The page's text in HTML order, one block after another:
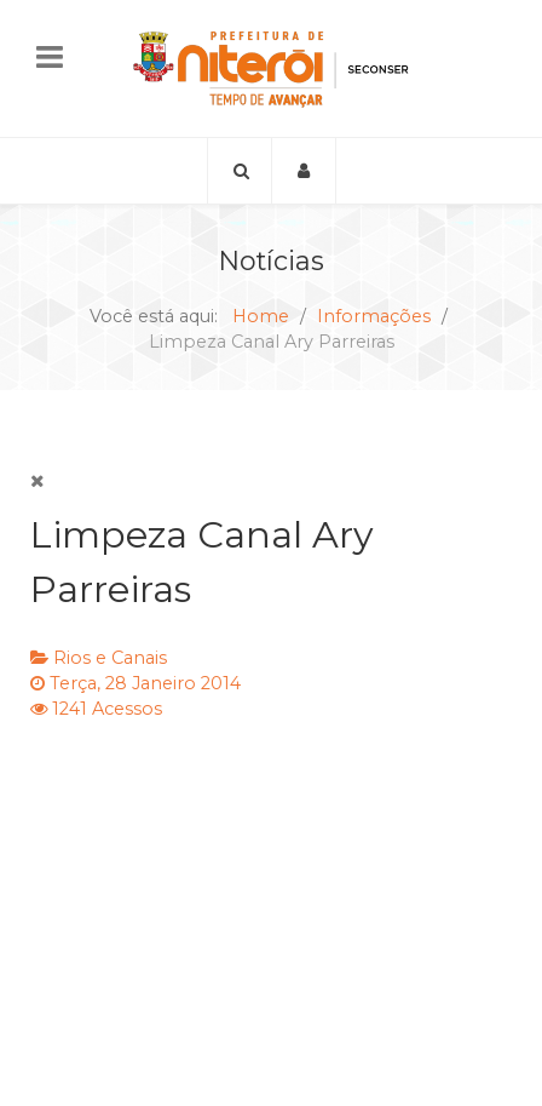
Notícias
Você está aqui: Home
Informações
Limpeza Canal Ary Parreiras
Limpeza Canal Ary
Parreiras
Rios e Canais
Terça, 28 Janeiro 2014
1241 Acessos